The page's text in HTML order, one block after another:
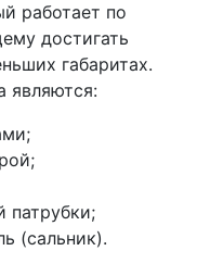
работает по
достигать
габаритах.
являются:
(сальник).